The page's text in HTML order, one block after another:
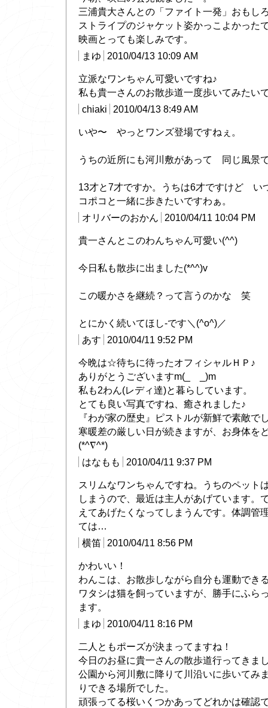
三浦貴大さんとの「ファイト一発」おもし
ストライプのジャケット姿かっこよかった
映画とっても楽しみです。
まゆ
2010/04/13 10:09 AM
立派なワンちゃん可愛いですね♪
私も貴一さんのお散歩道一度歩いてみたい
chiaki
2010/04/13 8:49 AM
いや〜 やっとワンズ登場ですねぇ。
うちの近所にも河川敷があって 同じ風景
13才と7才ですか。うちは6才ですけど い
コポコと一緒に歩きたいですわぁ。
オリバーのおかん
2010/04/11 10:04 PM
貴一さんとこのわんちゃん可愛い(^^)
今日私も散歩に出ました(*^^)v
この暖かさを継続？って言うのかな 笑
とにかく続いてほし-です＼(^o^)／
あす
2010/04/11 9:52 PM
今晩は☆待ちに待ったオフィシャルＨＰ♪
ありがとうございますm(_ _)m
私も2わん(レディ達)と暮らしています。
とても良い写真ですね、癒されました♪
『わが家の歴史』ピストルが新鮮で素敵で
寒暖差の厳しい日が続きますが、お身体を
(*^∇^*)
はなもも
2010/04/11 9:37 PM
スリムなワンちゃんですね。うちのペット
しまうので、最近は主人があげています。
えてあげたくなってしまうんです。体調管
ては…
横笛
2010/04/11 8:56 PM
かわいい！
わんこは、お散歩しながら自分も運動でき
ワタシは猫を飼っていますが、勝手にふら
ます。
まゆ
2010/04/11 8:16 PM
二人ともポーズが決まってますね！
今日のお昼に貴一さんの散歩道行ってきま
公園から河川敷に降りて川沿いに歩いてみ
りできる場所でした。
頑張ってる桜いくつかあってどれかは確認